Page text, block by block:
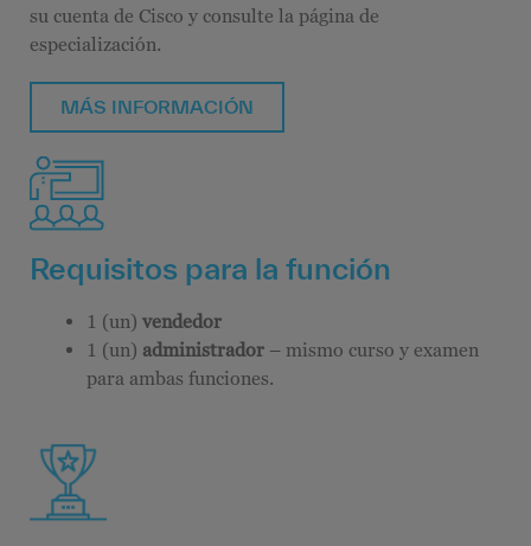
su cuenta de Cisco y consulte la página de
especialización.
MÁS INFORMACIÓN
Requisitos para la función
1 (un) vendedor
1 (un) administrador – mismo curso y examen
para ambas funciones.